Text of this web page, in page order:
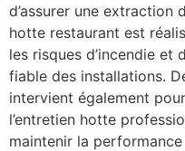
d’assurer une extraction
hotte restaurant est
les risques d’incendie et
fiable des installations.
intervient également
l’entretien hotte
maintenir la